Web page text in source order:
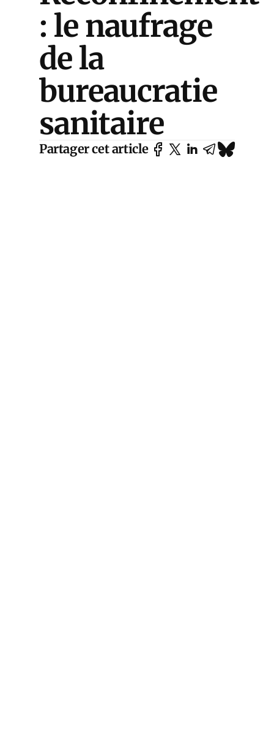
: le naufrage
de la
bureaucratie
sanitaire
Partager cet article